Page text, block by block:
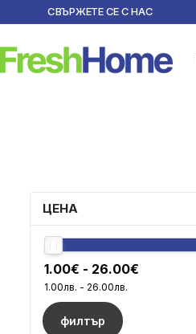
СВЪРЖЕТЕ СЕ С НАС
ЦЕНА
филтър